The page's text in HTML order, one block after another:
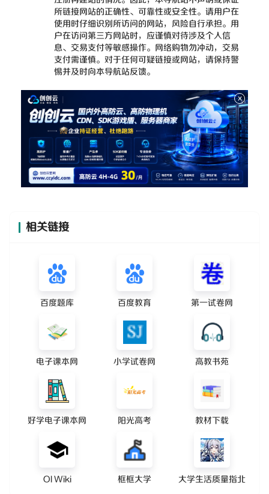
所链接网站的正确性、可靠性或安全性。请用户在
使用时仔细识别所访问的网站，风险自行承担。用
户在访问第三方网站时，应谨慎对待涉及个人信
息、交易支付等敏感操作。网络购物勿冲动，交易
支付需谨慎。对于任何可疑链接或网站，请保持警
惕并及时向本导航站反馈。
相关链接
百度题库 百度教育 第一试卷网
电子课本网 小学试卷网 高教书苑
好学电子课本网 阳光高考 教材下载
OI Wiki 框框大学 大学生活质量指北